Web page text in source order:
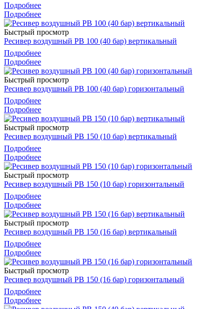
Подробнее
Подробнее
Быстрый просмотр
Ресивер воздушный РВ 100 (40 бар) вертикальный
Подробнее
Подробнее
Быстрый просмотр
Ресивер воздушный РВ 100 (40 бар) горизонтальный
Подробнее
Подробнее
Быстрый просмотр
Ресивер воздушный РВ 150 (10 бар) вертикальный
Подробнее
Подробнее
Быстрый просмотр
Ресивер воздушный РВ 150 (10 бар) горизонтальный
Подробнее
Подробнее
Быстрый просмотр
Ресивер воздушный РВ 150 (16 бар) вертикальный
Подробнее
Подробнее
Быстрый просмотр
Ресивер воздушный РВ 150 (16 бар) горизонтальный
Подробнее
Подробнее